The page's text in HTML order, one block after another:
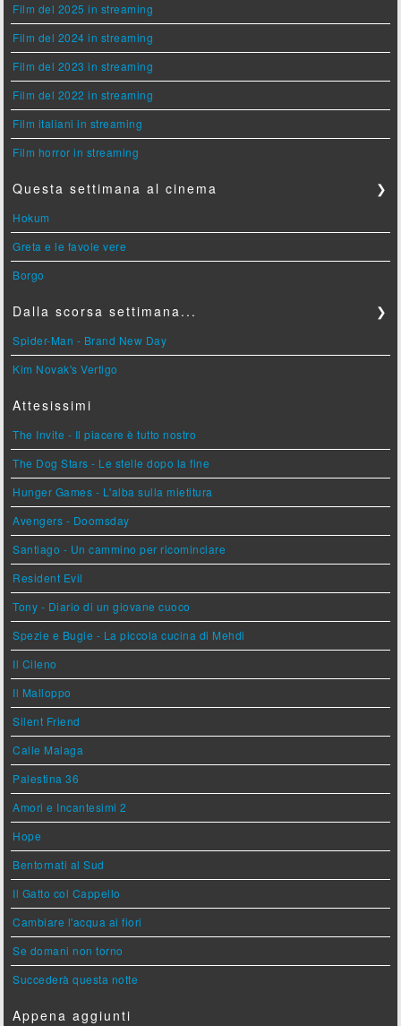
Film del 2025 in streaming
Film del 2024 in streaming
Film del 2023 in streaming
Film del 2022 in streaming
Film italiani in streaming
Film horror in streaming
Questa settimana al cinema ❯
Hokum
Greta e le favole vere
Borgo
Dalla scorsa settimana... ❯
Spider-Man - Brand New Day
Kim Novak's Vertigo
Attesissimi
The Invite - Il piacere è tutto nostro
The Dog Stars - Le stelle dopo la fine
Hunger Games - L'alba sulla mietitura
Avengers - Doomsday
Santiago - Un cammino per ricominciare
Resident Evil
Tony - Diario di un giovane cuoco
Spezie e Bugie - La piccola cucina di Mehdi
Il Cileno
Il Malloppo
Silent Friend
Calle Malaga
Palestina 36
Amori e Incantesimi 2
Hope
Bentornati al Sud
Il Gatto col Cappello
Cambiare l'acqua ai fiori
Se domani non torno
Succederà questa notte
Appena aggiunti